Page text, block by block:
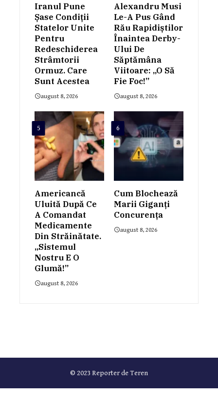
Iranul Pune
Șase Condiții
Statelor Unite
Pentru
Redeschiderea
Strâmtorii
Ormuz. Care
Sunt Acestea
august 8, 2026
Alexandru Musi
Le-A Pus Gând
Rău Rapidiștilor
Înaintea Derby-
Ului De
Săptămâna
Viitoare: „O Să
Fie Foc!”
august 8, 2026
5
Americancă
Uluită După Ce
A Comandat
Medicamente
Din Străinătate.
„Sistemul
Nostru E O
Glumă!”
august 8, 2026
6
Cum Blochează
Marii Giganți
Concurența
august 8, 2026
© 2023 Reporter de Teren